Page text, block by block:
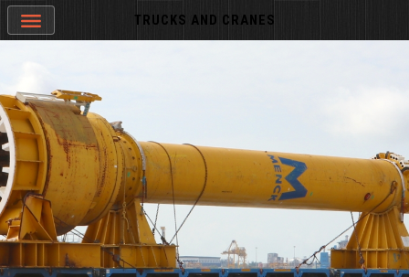
TRUCKS AND CRANES